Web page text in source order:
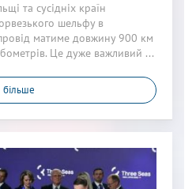
та сусідніх країн
шельфу в
матиме довжину 900 км
Це дуже важливий ...
більше